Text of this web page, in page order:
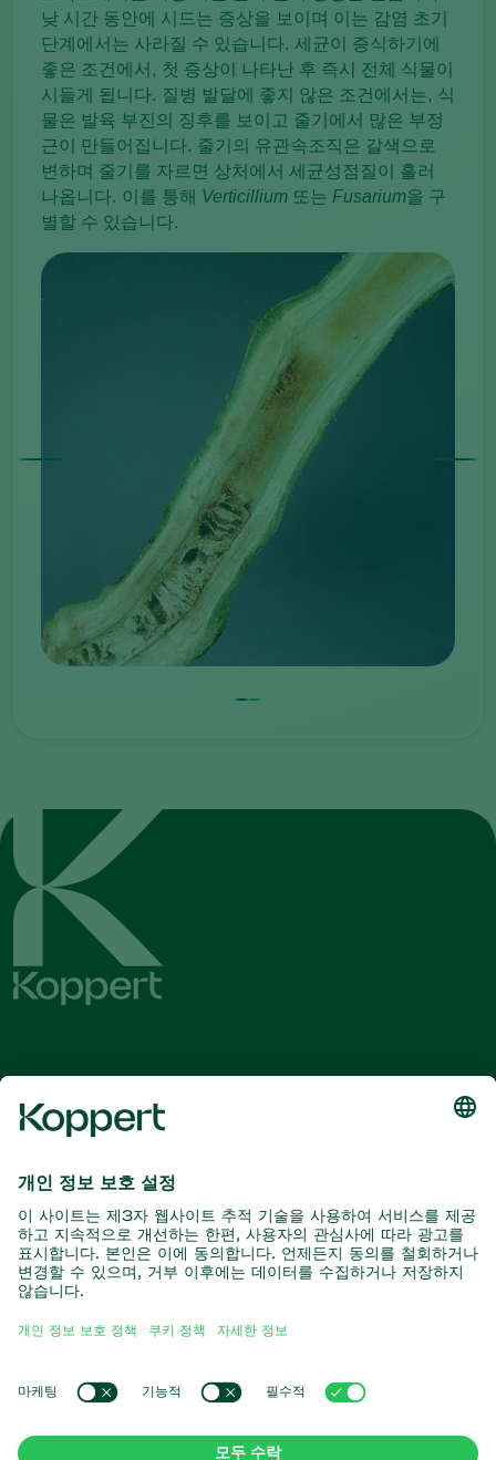
낮 시간 동안에 시드는 증상을 보이며 이는 감염 초기
단계에서는 사라질 수 있습니다. 세균이 증식하기에
좋은 조건에서, 첫 증상이 나타난 후 즉시 전체 식물이
시들게 됩니다. 질병 발달에 좋지 않은 조건에서는, 식
물은 발육 부진의 징후를 보이고 줄기에서 많은 부정
근이 만들어집니다. 줄기의 유관속조직은 갈색으로
변하며 줄기를 자르면 상처에서 세균성점질이 흘러
나옵니다. 이를 통해 Verticillium 또는 Fusarium을 구
별할 수 있습니다.
포식성 진드기
포식성 곤충
유익한 선충류
작물 보호
코퍼트 소개
코퍼트 소개
코퍼트 채용 정보
인기 링크
온라인 쇼핑몰
Koppert Global